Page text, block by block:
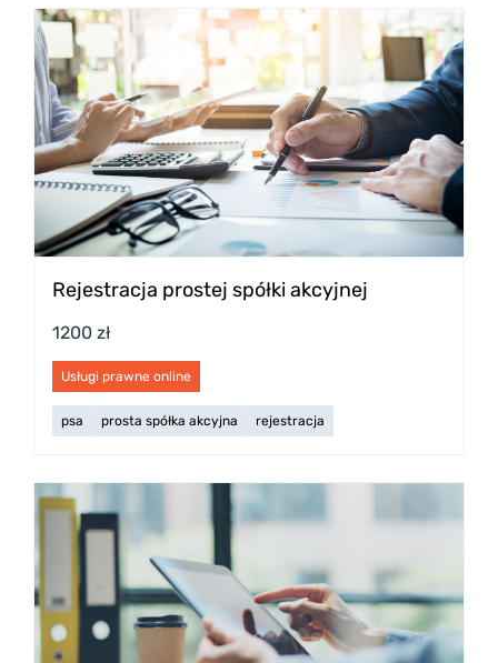
Rejestracja prostej spółki akcyjnej
1200 zł
Usługi prawne online
psa prosta spółka akcyjna rejestracja